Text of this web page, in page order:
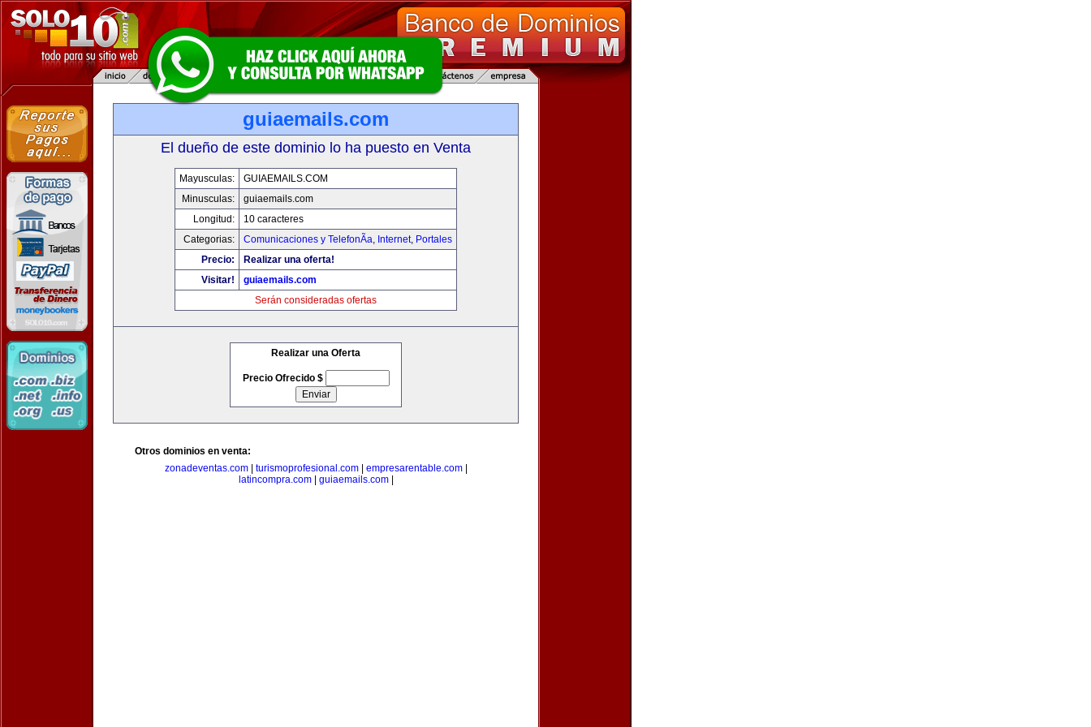
guiaemails.com
El dueño de este dominio lo ha puesto en Venta
Mayusculas:
GUIAEMAILS.COM
Minusculas:
guiaemails.com
Longitud:
10 caracteres
Categorias:
Comunicaciones y TelefonÃ­a, Internet, Portales
Precio:
Realizar una oferta!
Visitar!
guiaemails.com
Serán consideradas ofertas
Realizar una Oferta
Precio Ofrecido $
Otros dominios en venta:
zonadeventas.com| turismoprofesional.com| empresarentable.com|
latincompra.com| guiaemails.com|